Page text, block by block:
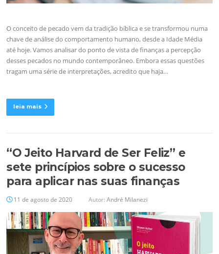
O conceito de pecado vem da tradição bíblica e se transformou numa
chave de análise do comportamento humano, desde a Idade Média
até hoje. Vamos analisar do ponto de vista de finanças a percepção
desses pecados no mundo contemporâneo. Embora essas questões
tragam uma série de interpretações, acredito que haja…
leia mais
“O Jeito Harvard de Ser Feliz” e
sete princípios sobre o sucesso
para aplicar nas suas finanças
11 de agosto de 2020 Autor:André Milanezi